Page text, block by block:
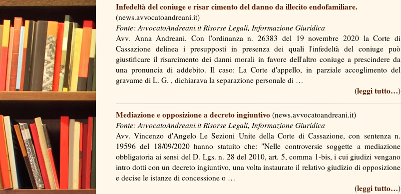
Infedeltà del coniuge e risar cimento del danno da illecito endofamiliare.
(news.avvocatoandreani.it)
Fonte: AvvocatoAndreani.it Risorse Legali, Informazione Giuridica
Avv. Anna Andreani. Con l'ordinanza n. 26383 del 19 novembre 2020 la Corte di
Cassazione delinea i presupposti in presenza dei quali l'infedeltà del coniuge può
giustificare il risarcimento dei danni morali in favore dell'altro coniuge a prescindere da
una pronuncia di addebito. Il caso: La Corte d'appello, in parziale accoglimento del
gravame di L. G. , dichiarava la separazione personale di …
(leggi tutto…)
Mediazione e opposizione a decreto ingiuntivo (news.avvocatoandreani.it)
Fonte: AvvocatoAndreani.it Risorse Legali, Informazione Giuridica
Avv. Vincenzo d'Angelo Le Sezioni Unite della Corte di Cassazione, con sentenza n.
19596 del 18/09/2020 hanno statuito che: "Nelle controversie soggette a mediazione
obbligatoria ai sensi del D. Lgs. n. 28 del 2010, art. 5, comma 1-bis, i cui giudizi vengano
intro dotti con un decreto ingiuntivo, una volta instaurato il relativo giudizio di opposizione
e decise le istanze di concessione o …
(leggi tutto…)